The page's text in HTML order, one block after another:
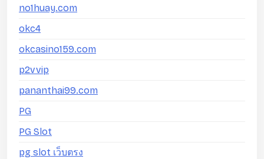
no1huay.com
okc4
okcasino159.com
p2vvip
pananthai99.com
PG
PG Slot
pg slot เว็บตรง